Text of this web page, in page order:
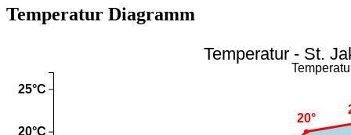
Temperatur Diagramm